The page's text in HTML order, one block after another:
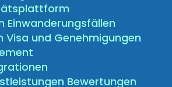
Einwanderungsfällen
Visa und Genehmigungen
Bewertungen